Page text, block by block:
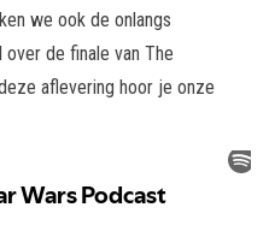
we ook de onlangs
de finale van The
aflevering hoor je onze